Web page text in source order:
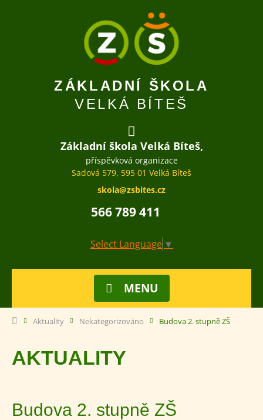
ZÁKLADNÍ ŠKOLA
VELKÁ BÍTEŠ
Základní škola Velká Bíteš,
příspěvková organizace
Sadová 579, 595 01 Velká Bíteš
skola@zsbites.cz
566 789 411
Select Language ▼
MENU
Aktuality Nekategorizováno Budova 2. stupně ZŠ
AKTUALITY
Budova 2. stupně ZŠ